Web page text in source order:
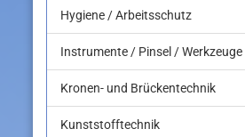
Hygiene / Arbeitsschutz
Instrumente / Pinsel / Werkzeuge
Kronen- und Brückentechnik
Kunststofftechnik